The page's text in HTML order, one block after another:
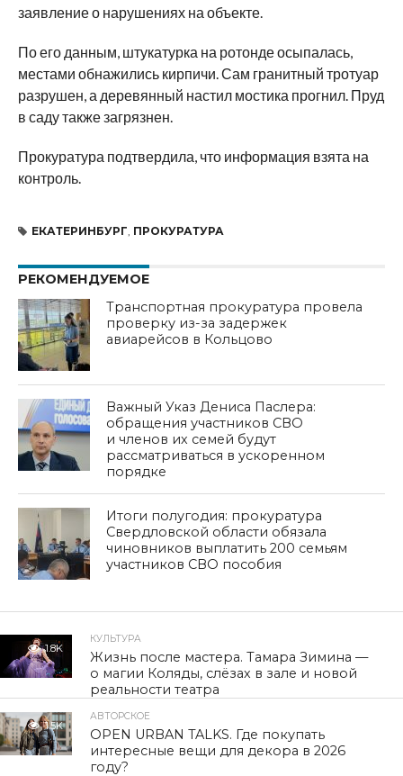
заявление о нарушениях на объекте.
По его данным, штукатурка на ротонде осыпалась,
местами обнажились кирпичи. Сам гранитный тротуар
разрушен, а деревянный настил мостика прогнил. Пруд
в саду также загрязнен.
Прокуратура подтвердила, что информация взята на
контроль.
ЕКАТЕРИНБУРГ ПРОКУРАТУРА
РЕКОМЕНДУЕМОЕ
Транспортная прокуратура провела
проверку из-за задержек
авиарейсов в Кольцово
Важный Указ Дениса Паслера:
обращения участников СВО
и членов их семей будут
рассматриваться в ускоренном
порядке
Итоги полугодия: прокуратура
Свердловской области обязала
чиновников выплатить 200 семьям
участников СВО пособия
1.8K
КУЛЬТУРА
Жизнь после мастера. Тамара Зимина —
о магии Коляды, слёзах в зале и новой
реальности театра
1.5K
АВТОРСКОЕ
OPEN URBAN TALKS. Где покупать
интересные вещи для декора в 2026
году?